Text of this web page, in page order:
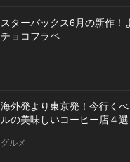
スターバックス6月の新作！
チョコフラペ
海外発より東京発！今行く
ルの美味しいコーヒー店４選
グルメ